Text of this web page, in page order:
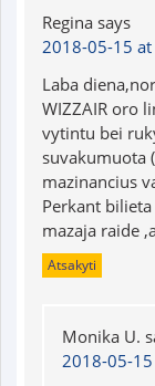
Regina says
2018-05-15
Laba
WIZZAIR oro
vytintu bei
suvakumuota
mazinancius
Perkant
mazaja raide
Atsakyti
Monika U.
2018-05-